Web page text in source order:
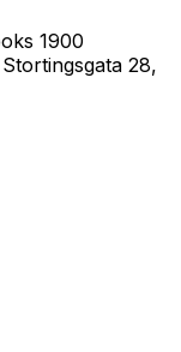
1900
28,